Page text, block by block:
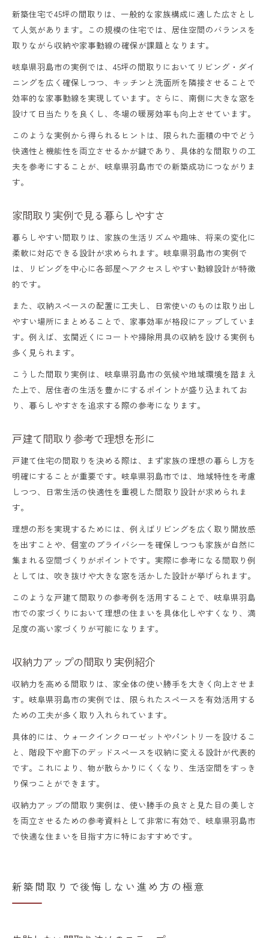
新築住宅で45坪の間取りは、一般的な家族構成に適した広さとし
て人気があります。この規模の住宅では、居住空間のバランスを
取りながら収納や家事動線の確保が課題となります。
岐阜県羽島市の実例では、45坪の間取りにおいてリビング・ダイ
ニングを広く確保しつつ、キッチンと洗面所を隣接させることで
効率的な家事動線を実現しています。さらに、南側に大きな窓を
設けて日当たりを良くし、冬場の暖房効率も向上させています。
このような実例から得られるヒントは、限られた面積の中でどう
快適性と機能性を両立させるかが鍵であり、具体的な間取りの工
夫を参考にすることが、岐阜県羽島市での新築成功につながりま
す。
家間取り実例で見る暮らしやすさ
暮らしやすい間取りは、家族の生活リズムや趣味、将来の変化に
柔軟に対応できる設計が求められます。岐阜県羽島市の実例で
は、リビングを中心に各部屋へアクセスしやすい動線設計が特徴
的です。
また、収納スペースの配置に工夫し、日常使いのものは取り出し
やすい場所にまとめることで、家事効率が格段にアップしていま
す。例えば、玄関近くにコートや掃除用具の収納を設ける実例も
多く見られます。
こうした間取り実例は、岐阜県羽島市の気候や地域環境を踏まえ
た上で、居住者の生活を豊かにするポイントが盛り込まれてお
り、暮らしやすさを追求する際の参考になります。
戸建て間取り参考で理想を形に
戸建て住宅の間取りを決める際は、まず家族の理想の暮らし方を
明確にすることが重要です。岐阜県羽島市では、地域特性を考慮
しつつ、日常生活の快適性を重視した間取り設計が求められま
す。
理想の形を実現するためには、例えばリビングを広く取り開放感
を出すことや、個室のプライバシーを確保しつつも家族が自然に
集まれる空間づくりがポイントです。実際に参考になる間取り例
としては、吹き抜けや大きな窓を活かした設計が挙げられます。
このような戸建て間取りの参考例を活用することで、岐阜県羽島
市での家づくりにおいて理想の住まいを具体化しやすくなり、満
足度の高い家づくりが可能になります。
収納力アップの間取り実例紹介
収納力を高める間取りは、家全体の使い勝手を大きく向上させま
す。岐阜県羽島市の実例では、限られたスペースを有効活用する
ための工夫が多く取り入れられています。
具体的には、ウォークインクローゼットやパントリーを設けるこ
と、階段下や廊下のデッドスペースを収納に変える設計が代表的
です。これにより、物が散らかりにくくなり、生活空間をすっき
り保つことができます。
収納力アップの間取り実例は、使い勝手の良さと見た目の美しさ
を両立させるための参考資料として非常に有効で、岐阜県羽島市
で快適な住まいを目指す方に特におすすめです。
新築間取りで後悔しない進め方の極意